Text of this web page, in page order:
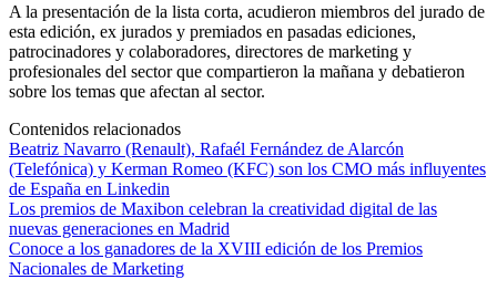
A la presentación de la lista corta, acudieron miembros del jurado de
esta edición, ex jurados y premiados en pasadas ediciones,
patrocinadores y colaboradores, directores de marketing y
profesionales del sector que compartieron la mañana y debatieron
sobre los temas que afectan al sector.
Contenidos relacionados
Beatriz Navarro (Renault), Rafaél Fernández de Alarcón
(Telefónica) y Kerman Romeo (KFC) son los CMO más influyentes
de España en Linkedin
Los premios de Maxibon celebran la creatividad digital de las
nuevas generaciones en Madrid
Conoce a los ganadores de la XVIII edición de los Premios
Nacionales de Marketing